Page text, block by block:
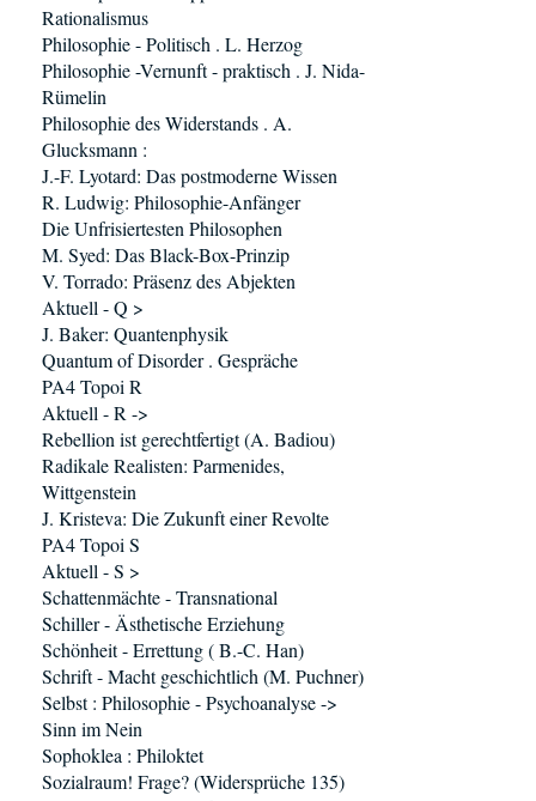
Rationalismus
Philosophie - Politisch . L. Herzog
Philosophie -Vernunft - praktisch . J. Nida-
Rümelin
Philosophie des Widerstands . A.
Glucksmann :
J.-F. Lyotard: Das postmoderne Wissen
R. Ludwig: Philosophie-Anfänger
Die Unfrisiertesten Philosophen
M. Syed: Das Black-Box-Prinzip
V. Torrado: Präsenz des Abjekten
Aktuell - Q >
J. Baker: Quantenphysik
Quantum of Disorder . Gespräche
PA4 Topoi R
Aktuell - R ->
Rebellion ist gerechtfertigt (A. Badiou)
Radikale Realisten: Parmenides,
Wittgenstein
J. Kristeva: Die Zukunft einer Revolte
PA4 Topoi S
Aktuell - S >
Schattenmächte - Transnational
Schiller - Ästhetische Erziehung
Schönheit - Errettung ( B.-C. Han)
Schrift - Macht geschichtlich (M. Puchner)
Selbst : Philosophie - Psychoanalyse ->
Sinn im Nein
Sophoklea : Philoktet
Sozialraum! Frage? (Widersprüche 135)